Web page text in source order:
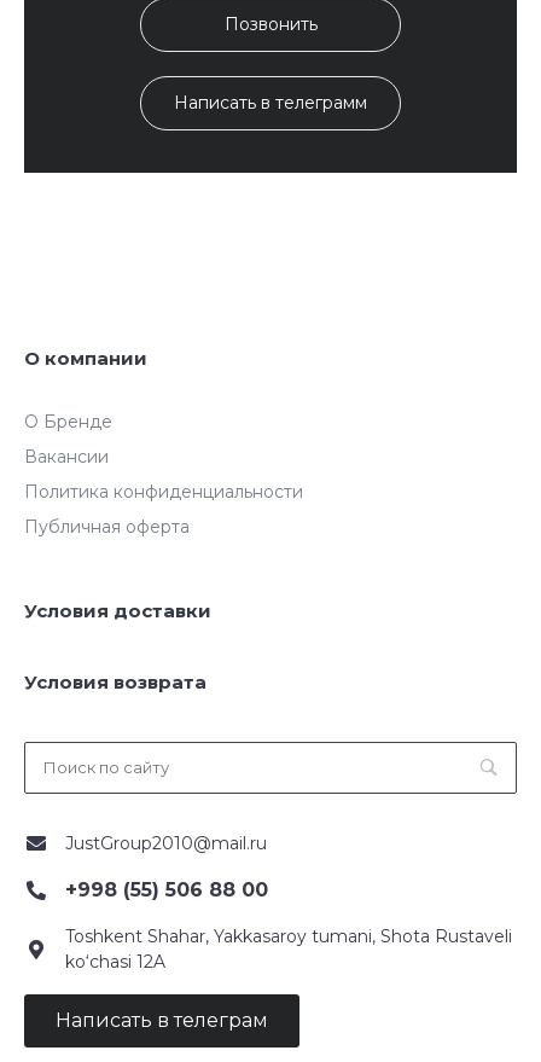
Позвонить
Написать в телеграмм
О компании
О Бренде
Вакансии
Политика конфиденциальности
Публичная оферта
Условия доставки
Условия возврата
JustGroup2010@mail.ru
+998 (55) 506 88 00
Toshkent Shahar, Yakkasaroy tumani, Shota Rustaveli
ko‘chasi 12A
Написать в телеграм